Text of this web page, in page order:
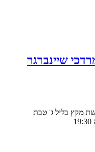
שיינברגר
מקץ בליל ג' טבת